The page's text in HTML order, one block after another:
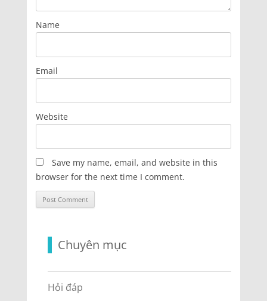
Name
Email
Website
Save my name, email, and website in this
browser for the next time I comment.
Chuyên mục
Hỏi đáp